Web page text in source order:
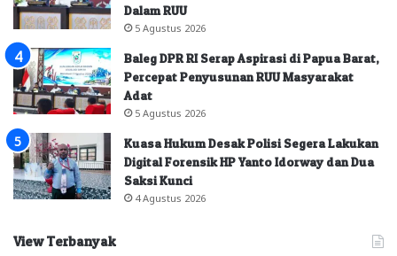
Dalam RUU
5 Agustus 2026
Baleg DPR RI Serap Aspirasi di Papua Barat,
Percepat Penyusunan RUU Masyarakat
Adat
5 Agustus 2026
Kuasa Hukum Desak Polisi Segera Lakukan
Digital Forensik HP Yanto Idorway dan Dua
Saksi Kunci
4 Agustus 2026
View Terbanyak